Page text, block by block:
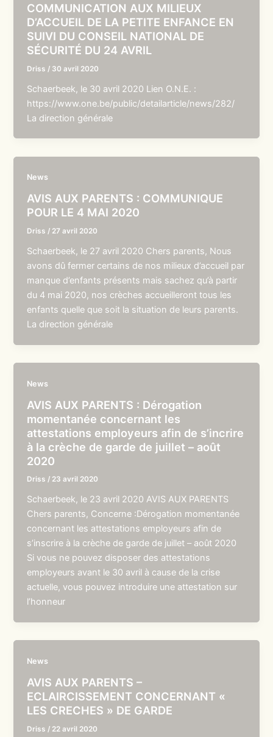
COMMUNICATION AUX MILIEUX
D’ACCUEIL DE LA PETITE ENFANCE EN
SUIVI DU CONSEIL NATIONAL DE
SÉCURITÉ DU 24 AVRIL
Driss / 30 avril 2020
Schaerbeek, le 30 avril 2020 Lien O.N.E. :
https://www.one.be/public/detailarticle/news/282/
La direction générale
News
AVIS AUX PARENTS : COMMUNIQUE
POUR LE 4 MAI 2020
Driss / 27 avril 2020
Schaerbeek, le 27 avril 2020 Chers parents, Nous
avons dû fermer certains de nos milieux d’accueil par
manque d’enfants présents mais sachez qu’à partir
du 4 mai 2020, nos crèches accueilleront tous les
enfants quelle que soit la situation de leurs parents.
La direction générale
News
AVIS AUX PARENTS : Dérogation
momentanée concernant les
attestations employeurs afin de s’incrire
à la crèche de garde de juillet – août
2020
Driss / 23 avril 2020
Schaerbeek, le 23 avril 2020 AVIS AUX PARENTS
Chers parents, Concerne :Dérogation momentanée
concernant les attestations employeurs afin de
s’inscrire à la crèche de garde de juillet – août 2020
Si vous ne pouvez disposer des attestations
employeurs avant le 30 avril à cause de la crise
actuelle, vous pouvez introduire une attestation sur
l’honneur
News
AVIS AUX PARENTS –
ECLAIRCISSEMENT CONCERNANT «
LES CRECHES » DE GARDE
Driss / 22 avril 2020